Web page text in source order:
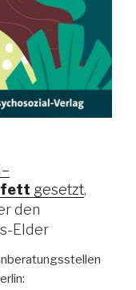
fett gesetzt,
den
Elder